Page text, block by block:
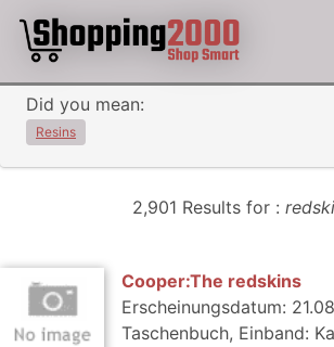
Did you mean:
Resins
2,901 Results for :
Cooper:The redskins
Erscheinungsdatum:
Taschenbuch, Einband: